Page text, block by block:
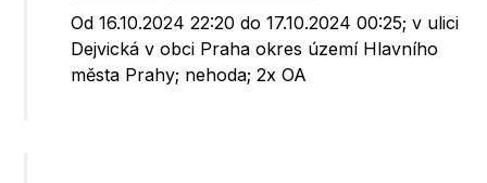
Od 16.10.2024 22:20 do 17.10.2024 00:25; v ulici
Dejvická v obci Praha okres území Hlavního
města Prahy; nehoda; 2x OA